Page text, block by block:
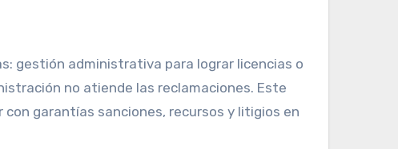
gestión administrativa para lograr licencias o
no atiende las reclamaciones. Este
garantías sanciones, recursos y litigios en